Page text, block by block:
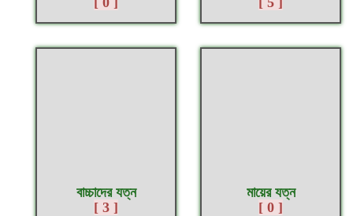
বাচ্চাদের যত্ন
[ 3 ]
মায়ের যত্ন
[ 0 ]